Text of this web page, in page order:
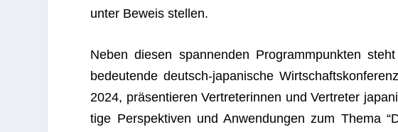
unter Beweis stellen.
Neben die­sen span­nen­den Pro­gramm­punk­ten
bedeu­tende deutsch-japa­ni­sche
2024, prä­sen­tie­ren Ver­tre­te­rin­nen und Ver­tre­ter
tige Per­spek­ti­ven und Anwen­dun­gen zum Thema